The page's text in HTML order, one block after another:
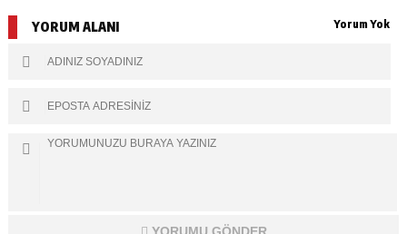
YORUM ALANI Yorum Yok